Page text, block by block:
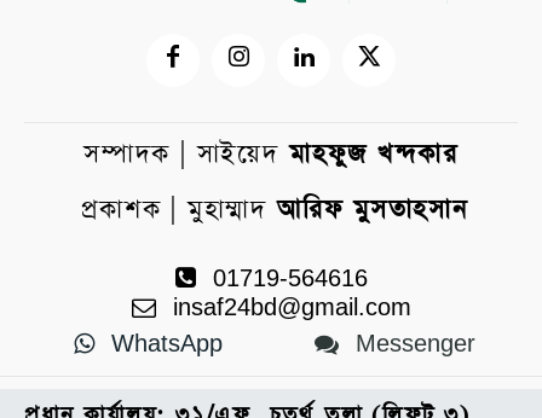
সম্পাদক | সাইয়েদমাহফুজ খন্দকার
প্রকাশক | মুহাম্মাদআরিফ মুসতাহসান
01719-564616
insaf24bd@gmail.com
WhatsApp
Messenger